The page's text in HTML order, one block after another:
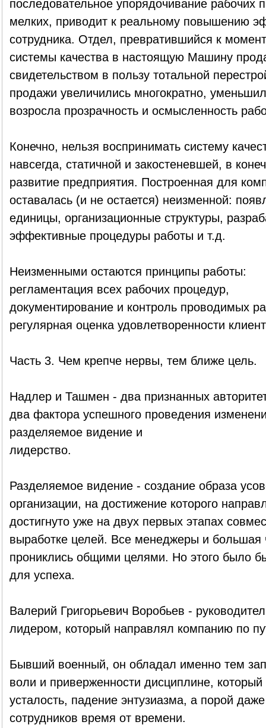
последовательное упорядочивание рабочих
мелких, приводит к реальному повышению
сотрудника. Отдел, превратившийся к
системы качества в настоящую Машину
свидетельством в пользу тотальной
продажи увеличились многократно,
возросла прозрачность и осмысленность
Конечно, нельзя воспринимать систему
навсегда, статичной и закостеневшей, в
развитие предприятия. Построенная для
оставалась (и не остается) неизменной:
единицы, организационные структуры,
эффективные процедуры работы и т.д.
Неизменными остаются принципы работы:
регламентация всех рабочих процедур,
документирование и контроль проводимых
регулярная оценка удовлетворенности
Часть 3. Чем крепче нервы, тем ближе цель.
Надлер и Ташмен - два признанных
два фактора успешного проведения
разделяемое видение и
лидерство.
Разделяемое видение - создание образа
организации, на достижение которого
достигнуто уже на двух первых этапах
выработке целей. Все менеджеры и большая
прониклись общими целями. Но этого было
для успеха.
Валерий Григорьевич Воробьев -
лидером, который направлял компанию по
Бывший военный, он обладал именно тем
воли и приверженности дисциплине,
усталость, падение энтузиазма, а порой
сотрудников время от времени.